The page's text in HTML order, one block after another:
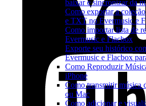
baixar e sincronizar da
Como exportar a
e TXT no Evermusic e
Como importar lista de
Evermusic e Flacbox
Exporte seu histórico
Evermusic e Flacbox
Como Reproduzir
iPhone
Como transmitir música
ou Mac
Como adicionar e